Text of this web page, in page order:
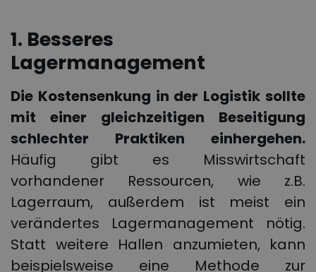
1. Besseres
Lagermanagement
Die Kostensenkung in der Logistiksollte
mit einer gleichzeitigen Beseitigung
schlechter Praktiken einhergehen.
Häufig gibt es Misswirtschaft
vorhandener Ressourcen, wie z.B.
Lagerraum, außerdem ist meist ein
verändertes Lagermanagement nötig.
Statt weitere Hallen anzumieten, kann
beispielsweise eine Methode zur